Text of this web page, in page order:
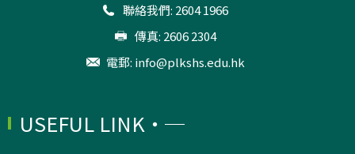
聯絡我們: 2604 1966
傳真: 2606 2304
電郵: info@plkshs.edu.hk
USEFUL LINK